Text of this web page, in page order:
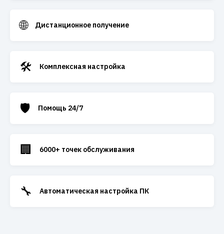
🌐 Дистанционное получение
🛠️ Комплексная настройка
🛡️ Помощь 24/7
🏢 6000+ точек обслуживания
🔧 Автоматическая настройка ПК